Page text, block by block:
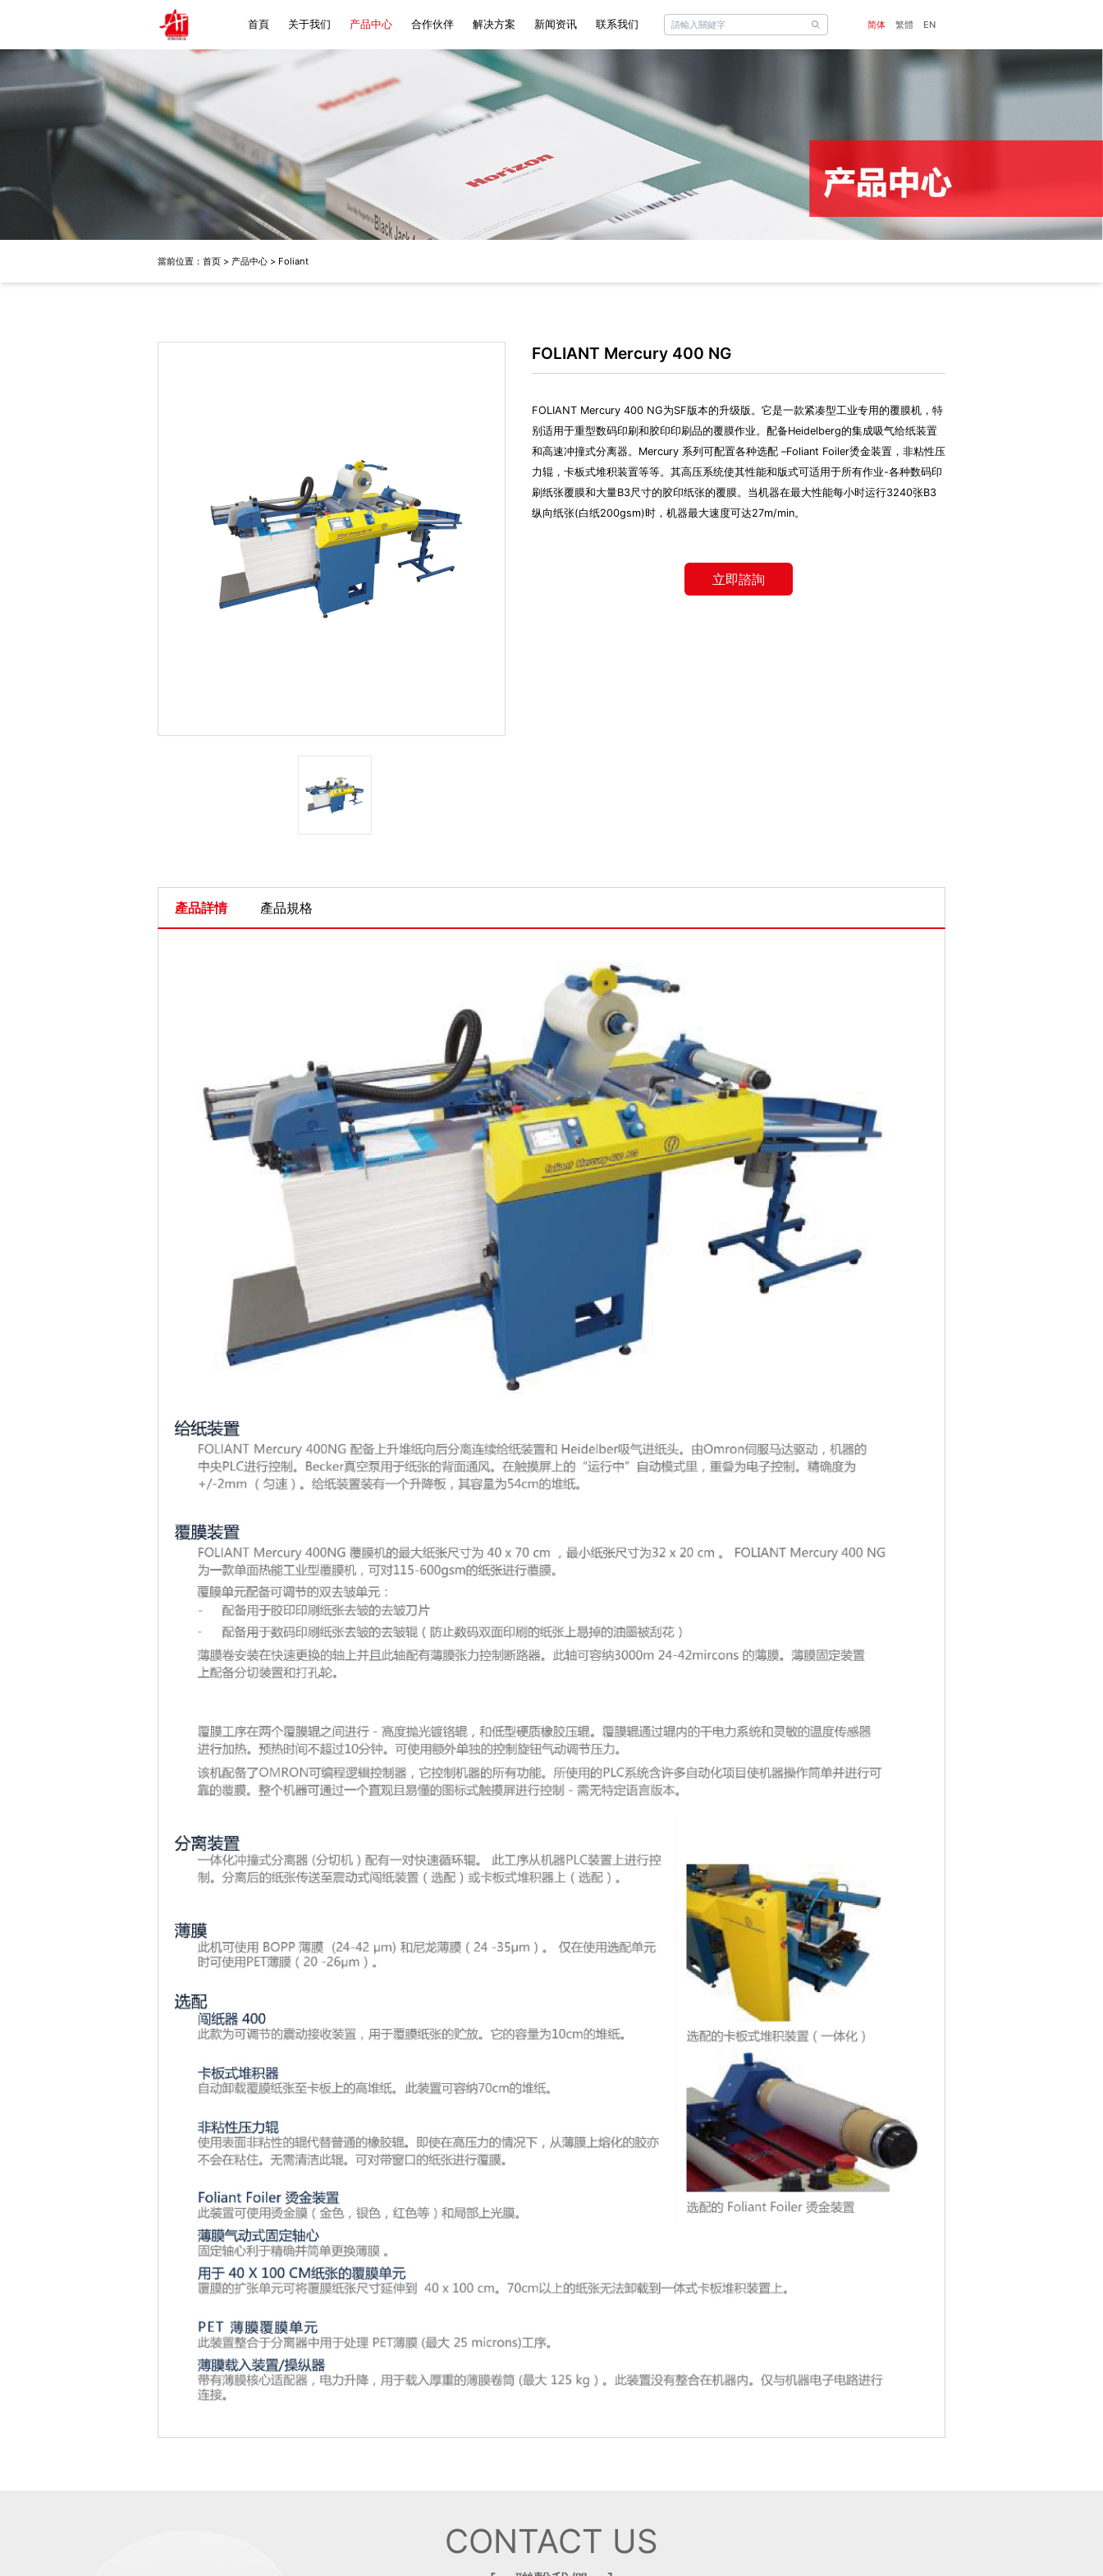
首頁 关于我们 产品中心
Bacciottini
Zechini
合作伙伴 解决方案 新闻资讯
公司动态
行业资讯
代理商信息
联系我们 简体 繁體 EN
當前位置： 首页 > 产品中心 > Foliant
FOLIANT Mercury 400 NG
FOLIANT Mercury 400 NG为SF版本的升级版。它是一款紧凑型工业专用的覆膜机，特
别适用于重型数码印刷和胶印印刷品的覆膜作业。配备Heidelberg的集成吸气给纸装置
和高速冲撞式分离器。Mercury 系列可配置各种选配 –Foliant Foiler烫金装置，非粘性压
力辊，卡板式堆积装置等等。其高压系统使其性能和版式可适用于所有作业-各种数码印
刷纸张覆膜和大量B3尺寸的胶印纸张的覆膜。当机器在最大性能每小时运行3240张B3
纵向纸张(白纸200gsm)时，机器最大速度可达27m/min。
立即諮詢
產品詳情 產品規格
CONTACT US